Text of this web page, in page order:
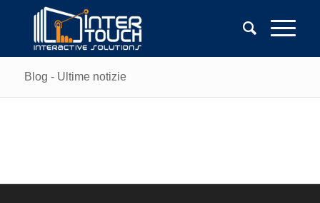
Blog - Ultime notizie